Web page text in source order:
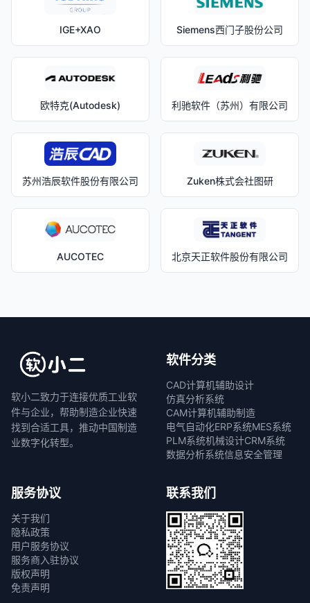
IGE+XAO Siemens西门子股份公司
欧特克(Autodesk) 利驰软件（苏州）有限公司
苏州浩辰软件股份有限公司 Zuken株式会社图研
AUCOTEC 北京天正软件股份有限公司
软小二致力于连接优质工业软
件与企业，帮助制造企业快速
找到合适工具，推动中国制造
业数字化转型。
软件分类
CAD计算机辅助设计
仿真分析系统
CAM计算机辅助制造
电气自动化ERP系统MES系统
PLM系统机械设计CRM系统
数据分析系统信息安全管理
服务协议
关于我们
隐私政策
用户服务协议
服务商入驻协议
版权声明
免责声明
联系我们